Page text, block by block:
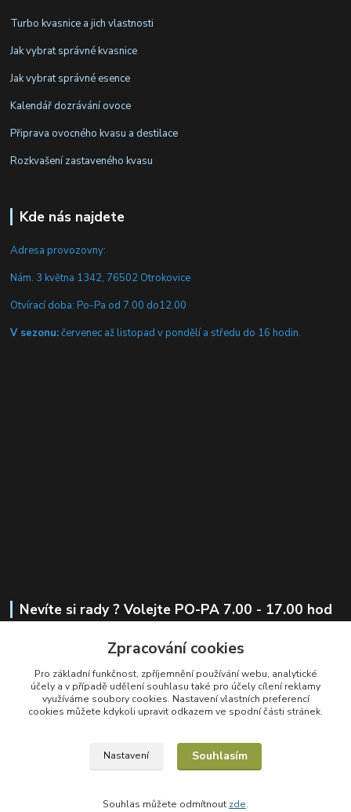
Turbo kvasnice a jich vlastnosti
Jak vybrat správné kvasnice
Jak vybrat správné esence
Kalendář dozrávání ovoce
Připrava ovocného kvasu a destilace
Rozkvašení zastaveného kvasu
Kde nás najdete
Adresa provozovny:
Nám. 3 května 1342, 76502 Otrokovice
Otvírací doba: Po-Pa od 7.00 do12.00
V sezonu:červenec až listopad v pondělí a středu do 16 hodin.
Nevíte si rady ? Volejte PO-PA 7.00 - 17.00 hod
+420 721 441 419
obchod@alkoholesence.cz
Upravit sběr cookies.
Zpracování cookies
Pro základní funkčnost, zpříjemnění používání webu, analytické
účely a v případě udělení souhlasu také pro účely cílení reklamy
využíváme soubory cookies. Nastavení vlastních preferencí
cookies můžete kdykoli upravit odkazem ve spodní části stránek.
Nastavení Souhlasím
Souhlas můžete odmítnout zde.